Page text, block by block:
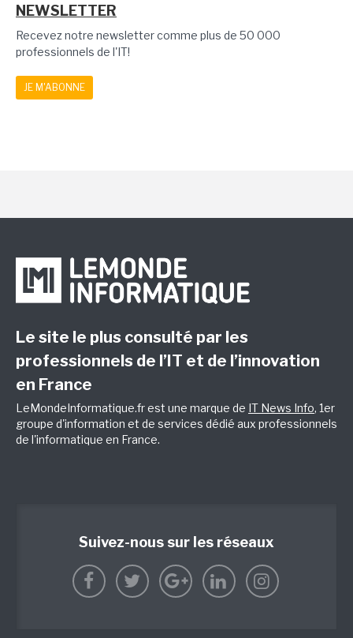
NEWSLETTER
Recevez notre newsletter comme plus de 50 000
professionnels de l'IT!
JE M'ABONNE
Le site le plus consulté par les
professionnels de l’IT et de l’innovation
en France
LeMondeInformatique.fr est une marque de IT News Info, 1er
groupe d'information et de services dédié aux professionnels
de l'informatique en France.
Suivez-nous sur les réseaux